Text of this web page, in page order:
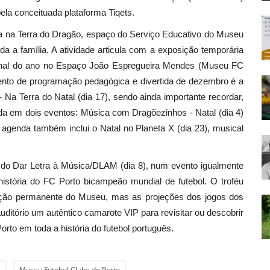
conceituada plataforma Tiqets.
Terra do Dragão, espaço do Serviço Educativo do Museu
a família. A atividade articula com a exposição temporária
do ano no Espaço João Espregueira Mendes (Museu FC
de programação pedagógica e divertida de dezembro é a
Terra do Natal (dia 17), sendo ainda importante recordar,
em dois eventos: Música com Dragõezinhos - Natal (dia 4)
também inclui o Natal no Planeta X (dia 23), musical
Dar Letra à Música/DLAM (dia 8), num evento igualmente
do FC Porto bicampeão mundial de futebol. O troféu
permanente do Museu, mas as projeções dos jogos dos
um autêntico camarote VIP para revisitar ou descobrir
em toda a história do futebol português.